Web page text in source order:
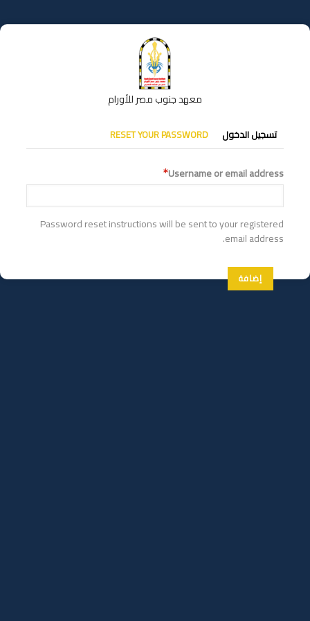
إلى
المحتوى
معهد جنوب مصر للأورام
التبويبات
الأساسية
تسجيل الدخول RESET YOUR PASSWORD
Username or email address
Password reset instructions will be sent to your registered
email address.